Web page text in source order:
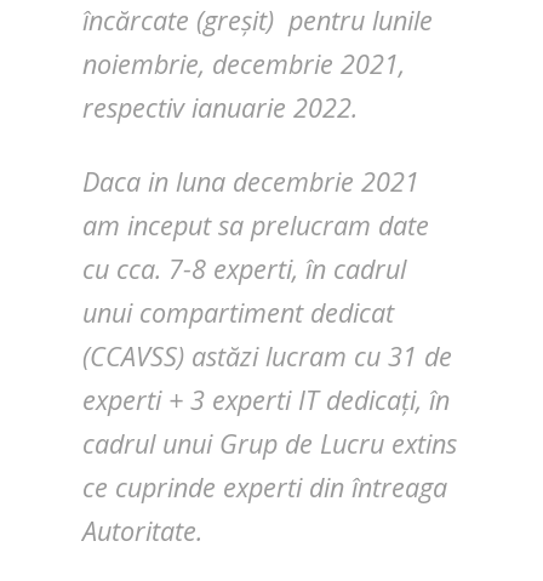
încărcate (greșit) pentru lunile
noiembrie, decembrie 2021,
respectiv ianuarie 2022.
Daca in luna decembrie 2021
am inceput sa prelucram date
cu cca. 7-8 experti, în cadrul
unui compartiment dedicat
(CCAVSS) astăzi lucram cu 31 de
experti + 3 experti IT dedicați, în
cadrul unui Grup de Lucru extins
ce cuprinde experti din întreaga
Autoritate.